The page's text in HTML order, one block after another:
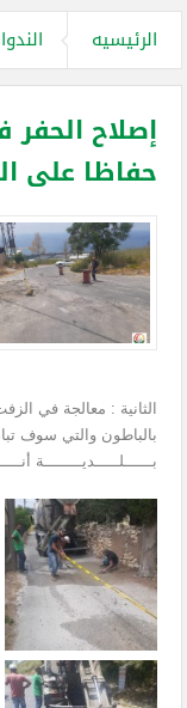
الرئيسيه
إصلاح
حفاظا على
الثانية : معالجة في
بالباطون والتي سوف
بــــــلـــــديــــــــة